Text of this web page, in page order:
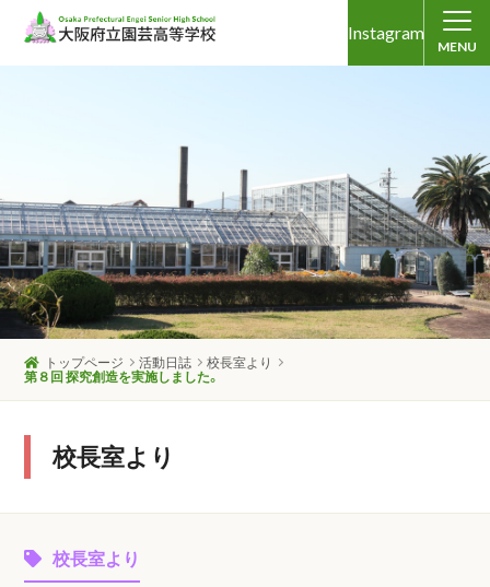
Instagram
MENU
トップページ 活動日誌
校長室より
第８回 探究創造を実施しました。
校長室より
校長室より